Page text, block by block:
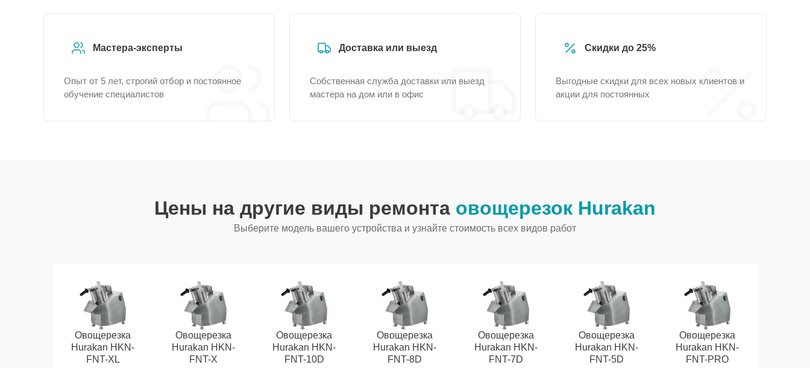
Мастера-эксперты
Опыт от 5 лет, строгий отбор и постоянное
обучение специалистов
Доставка или выезд
Собственная служба доставки или выезд
мастера на дом или в офис
Скидки до 25%
Выгодные скидки для всех новых клиентов и
акции для постоянных
Цены на другие виды ремонта овощерезок Hurakan
Выберите модель вашего устройства и узнайте стоимость всех видов работ
Овощерезка
Hurakan HKN-
FNT-XL
Овощерезка
Hurakan HKN-
FNT-X
Овощерезка
Hurakan HKN-
FNT-10D
Овощерезка
Hurakan HKN-
FNT-8D
Овощерезка
Hurakan HKN-
FNT-7D
Овощерезка
Hurakan HKN-
FNT-5D
Овощерезка
Hurakan HKN-
FNT-PRO